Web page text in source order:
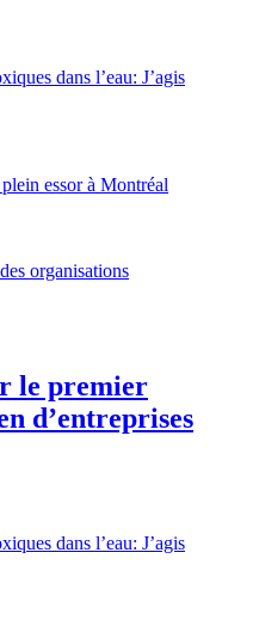
dans l’eau: J’agis
essor à Montréal
organisations
le premier
d’entreprises
dans l’eau: J’agis